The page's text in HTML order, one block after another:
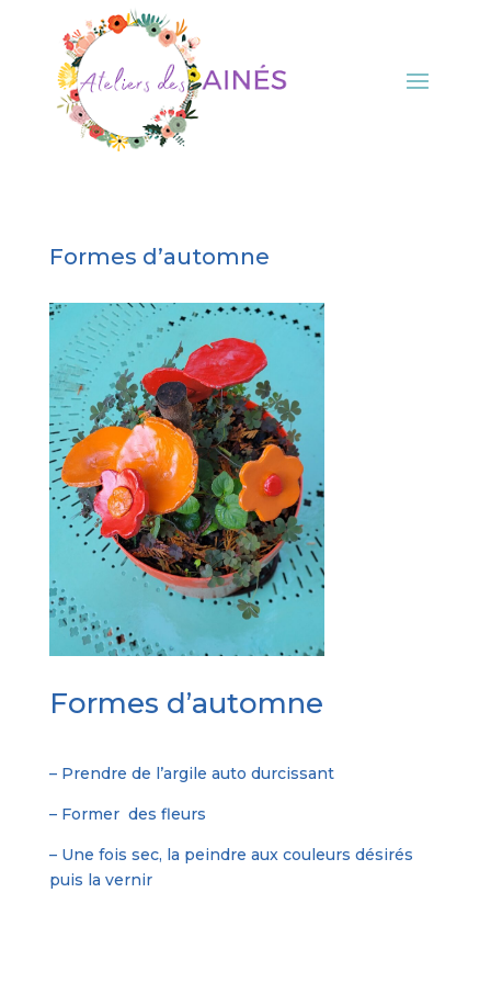
Formes d’automne
Formes d’automne
– Prendre de l’argile auto durcissant
– Former des fleurs
– Une fois sec, la peindre aux couleurs désirés
puis la vernir